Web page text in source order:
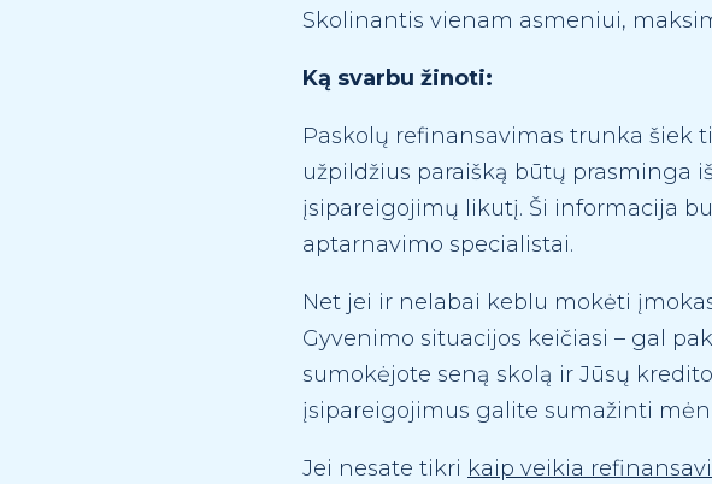
Skolinantis vienam asmeniui,
Ką svarbu žinoti:
Paskolų refinansavimas trunka šiek
užpildžius paraišką būtų prasminga
įsipareigojimų likutį. Ši informacija
aptarnavimo specialistai.
Net jei ir nelabai keblu mokėti
Gyvenimo situacijos keičiasi – gal
sumokėjote seną skolą ir Jūsų
įsipareigojimus galite sumažinti
Jei nesate tikri kaip veikia